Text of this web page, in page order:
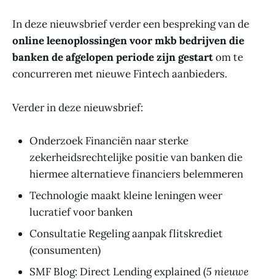
In deze nieuwsbrief verder een bespreking van de
online leenoplossingen voor mkb bedrijven die
banken de afgelopen periode zijn gestartom te
concurreren met nieuwe Fintech aanbieders.
Verder in deze nieuwsbrief:
Onderzoek Financiën naar sterke
zekerheidsrechtelijke positie van banken die
hiermee alternatieve financiers belemmeren
Technologie maakt kleine leningen weer
lucratief voor banken
Consultatie Regeling aanpak flitskrediet
(consumenten)
SMF Blog: Direct Lending explained (5 nieuwe